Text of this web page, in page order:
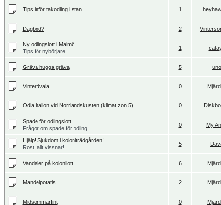
Tips inför takodling i stan 1
Dagbod? 2
Ny odlingslott i Malmö
Tips för nybörjare
1
Gräva hugga gräva 5 uno
Vinterdvala 0
Odla hallon vid Norrlandskusten (klimat zon 5) 0
Spade för odlingslott
Frågor om spade för odling
0 My
Hjälp! Sjukdom i koloniträdgården!
Rost, allt vissnar!
5
Vandaler på kolonilott 6
Mandelpotatis 2
Midsommarfint 0